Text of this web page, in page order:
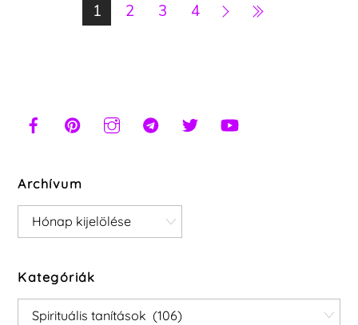
1 2 3 4
Archívum
Archívum
Kategóriák
Kategóriák